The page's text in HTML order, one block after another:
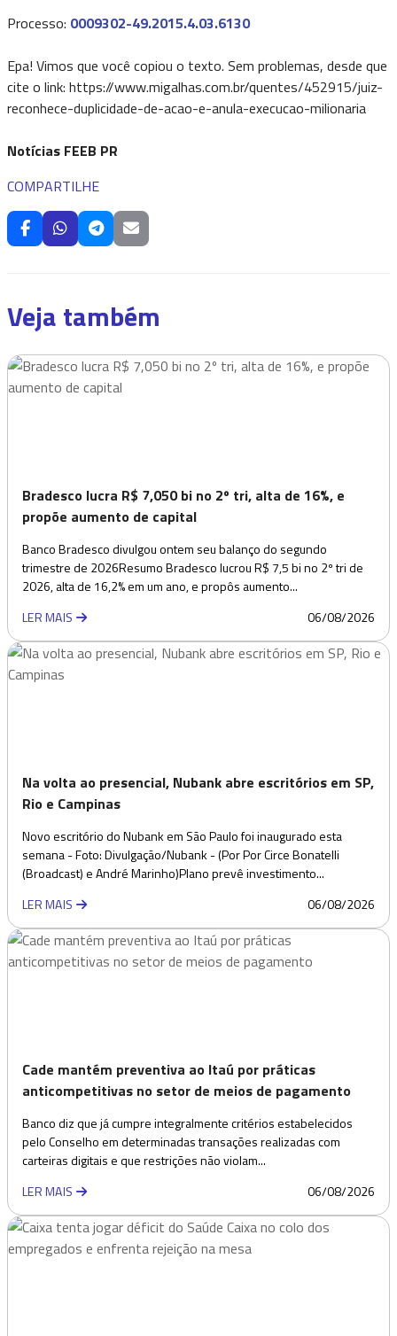
Processo: 0009302-49.2015.4.03.6130
Epa! Vimos que você copiou o texto. Sem problemas, desde que
cite o link: https://www.migalhas.com.br/quentes/452915/juiz-
reconhece-duplicidade-de-acao-e-anula-execucao-milionaria
Notícias FEEB PR
COMPARTILHE
Veja também
Bradesco lucra R$ 7,050 bi no 2º tri, alta de 16%, e
propõe aumento de capital
Banco Bradesco divulgou ontem seu balanço do segundo
trimestre de 2026Resumo Bradesco lucrou R$ 7,5 bi no 2º tri de
2026, alta de 16,2% em um ano, e propôs aumento...
LER MAIS
06/08/2026
Na volta ao presencial, Nubank abre escritórios em SP,
Rio e Campinas
Novo escritório do Nubank em São Paulo foi inaugurado esta
semana - Foto: Divulgação/Nubank - (Por Por Circe Bonatelli
(Broadcast) e André Marinho)Plano prevê investimento...
LER MAIS
06/08/2026
Cade mantém preventiva ao Itaú por práticas
anticompetitivas no setor de meios de pagamento
Banco diz que já cumpre integralmente critérios estabelecidos
pelo Conselho em determinadas transações realizadas com
carteiras digitais e que restrições não violam...
LER MAIS
06/08/2026